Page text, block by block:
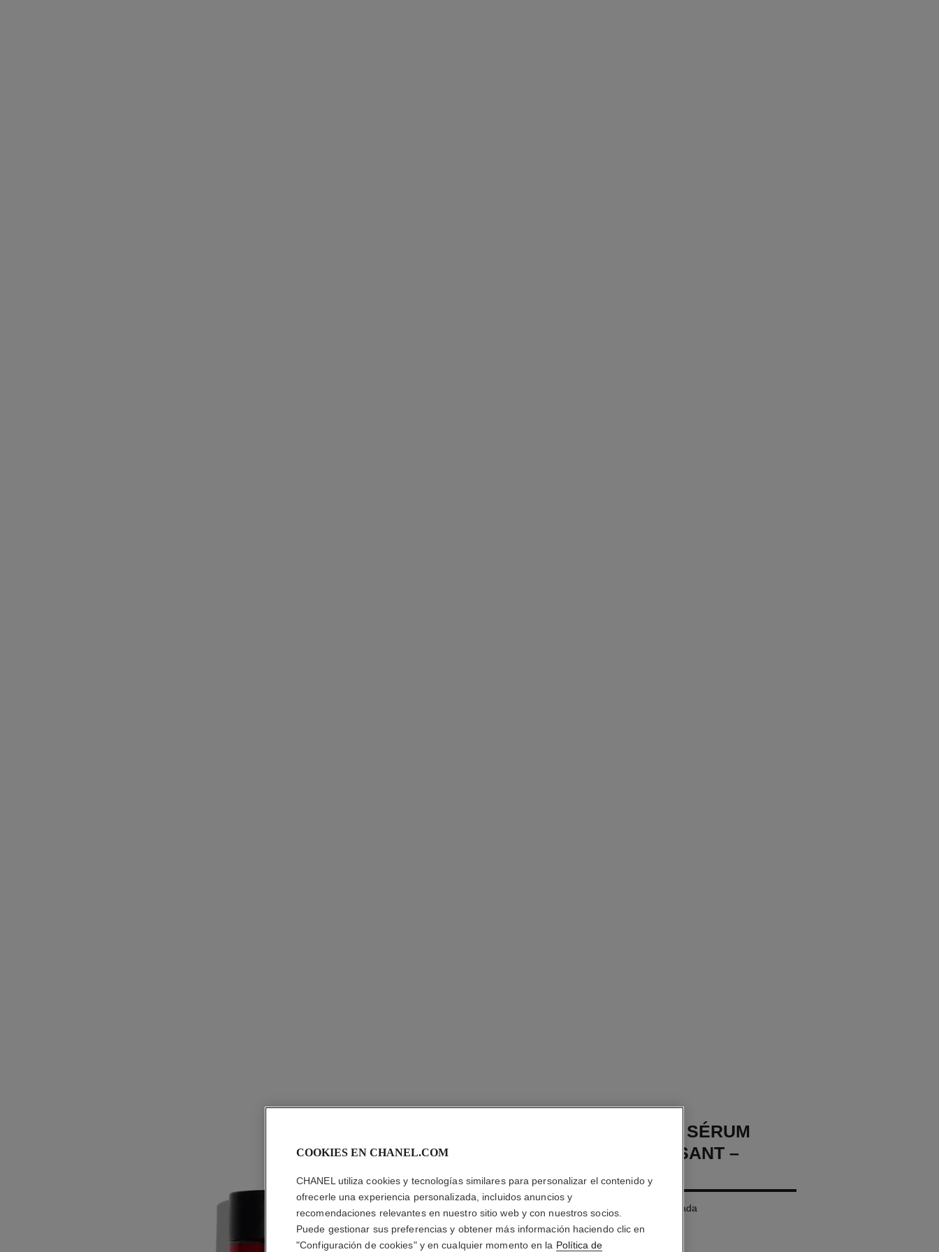
N°1 DE CHANEL SÉRUM
YEUX REVITALISANT –
RECARGA
Alisa – Descansa – Abre la Mirada
Más información
Ref. 140045
COOKIES EN CHANEL.COM
CHANEL utiliza cookies y tecnologías similares para personalizar el contenido y
ofrecerle una experiencia personalizada, incluidos anuncios y
recomendaciones relevantes en nuestro sitio web y con nuestros socios.
Puede gestionar sus preferencias y obtener más información haciendo clic en
"Configuración de cookies" y en cualquier momento en la Política de